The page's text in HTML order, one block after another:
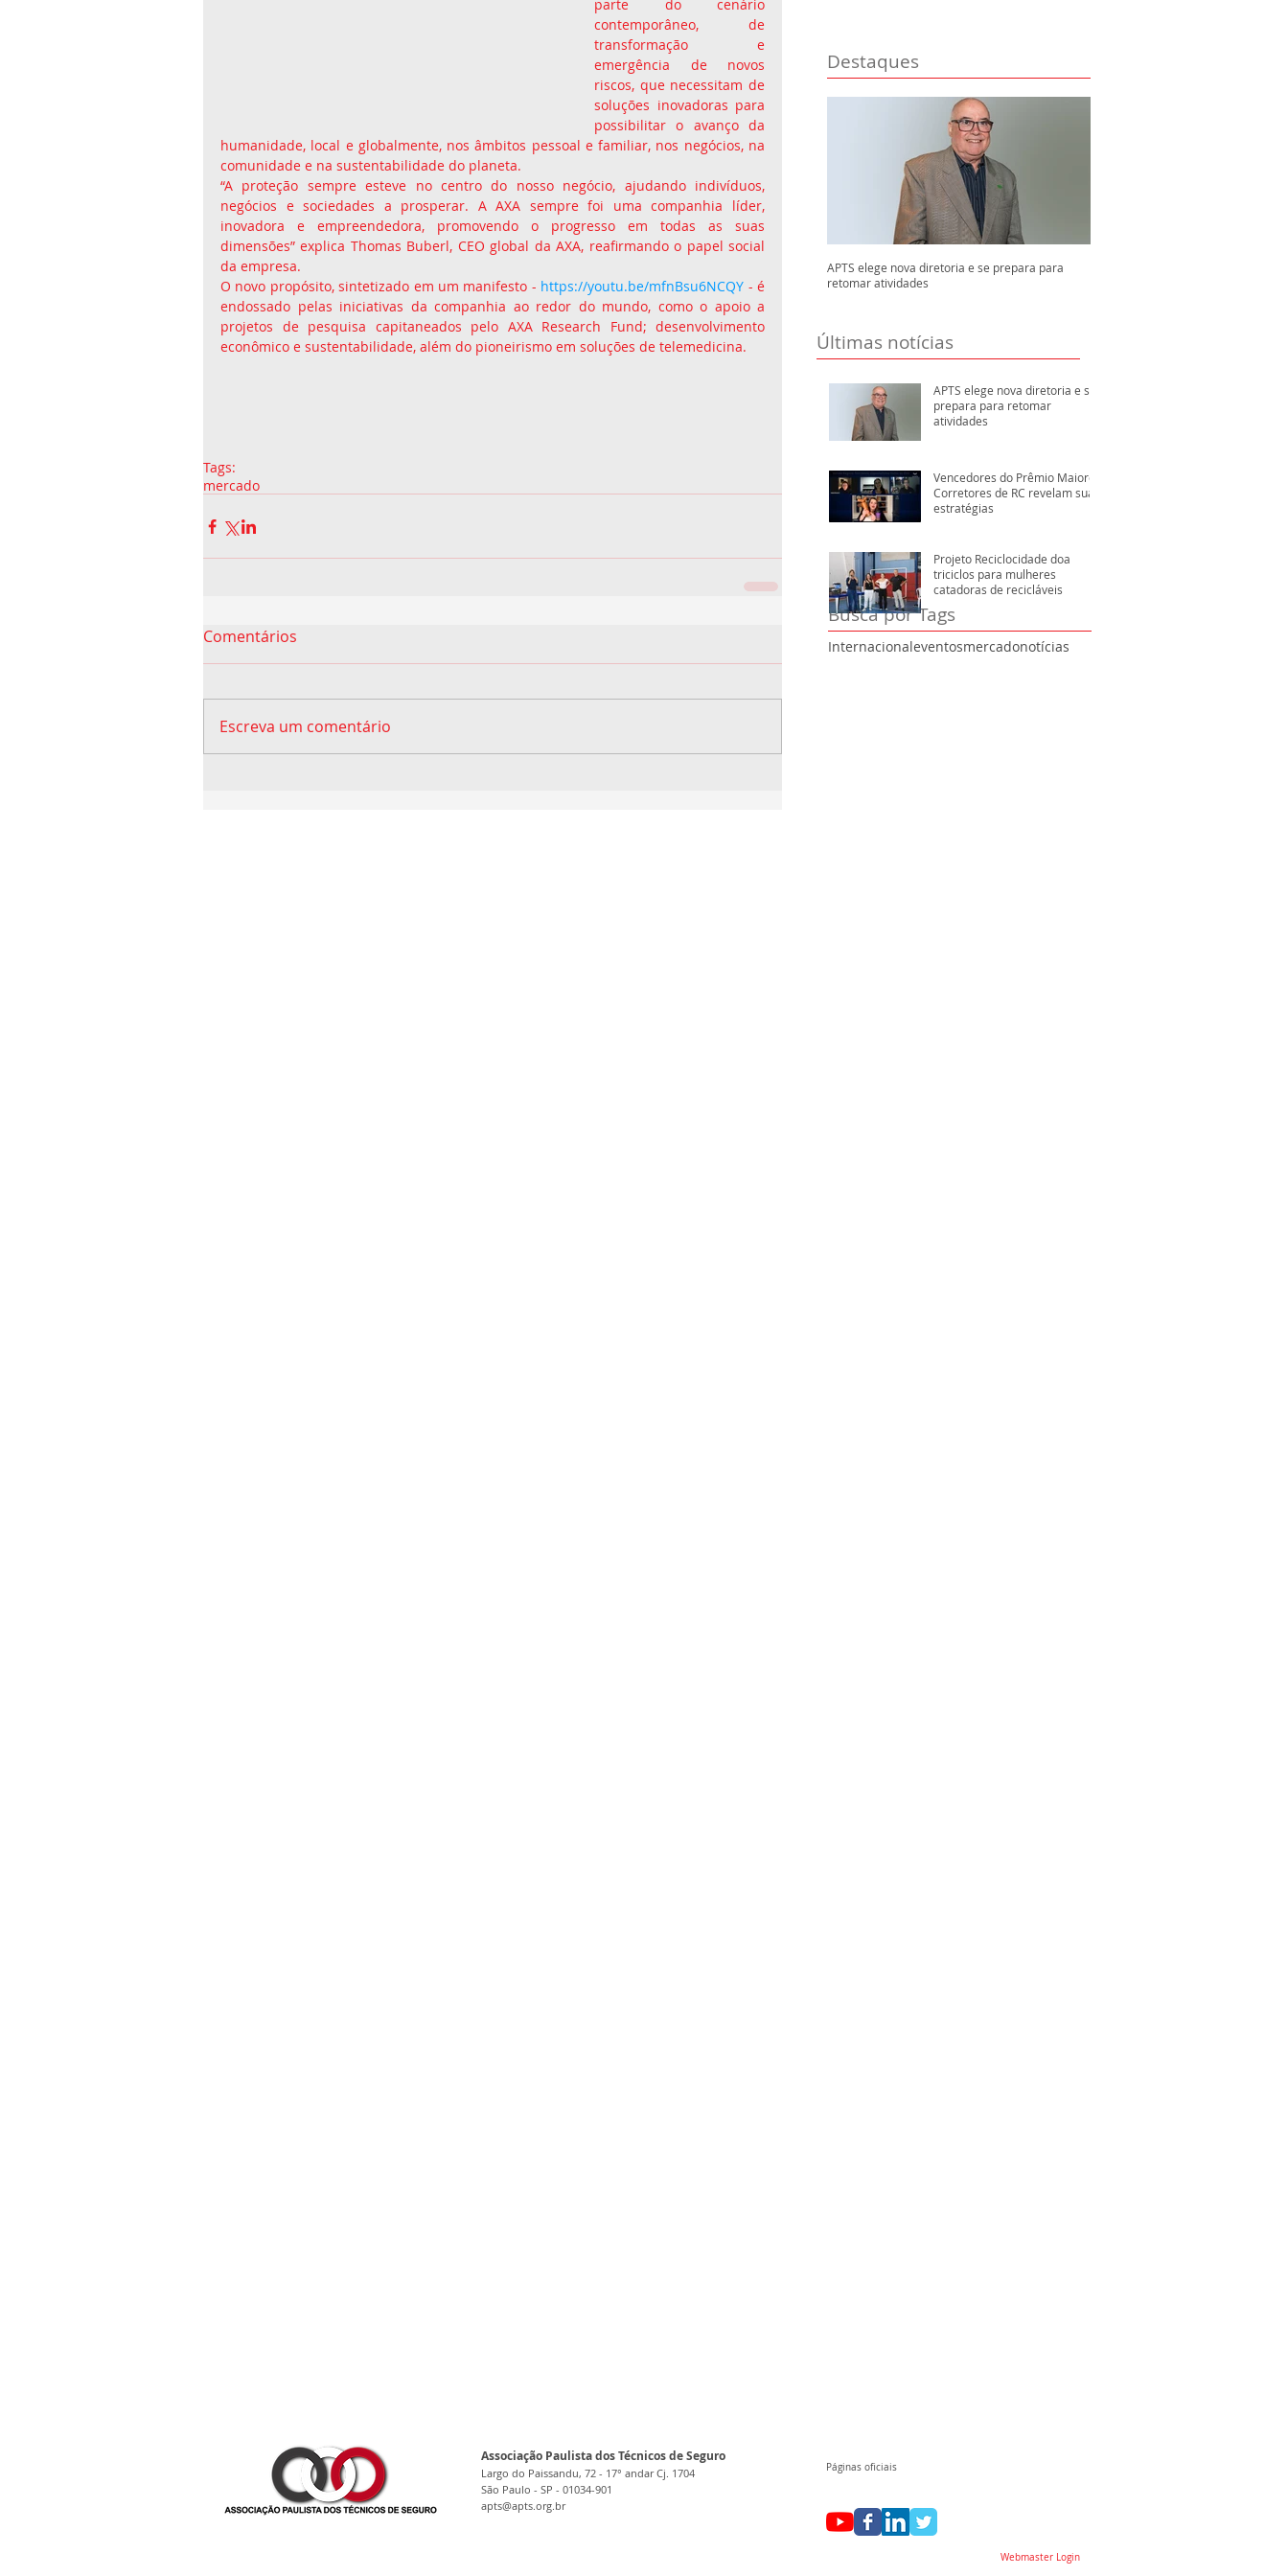
Destaques
APTS elege nova diretoria e se prepara para
retomar atividades
Busca por Tags
Internacionaleventosmercadonotícias
Últimas notícias
APTS elege nova diretoria e se
prepara para retomar
atividades
Vencedores do Prêmio Maiores
Corretores de RC revelam suas
estratégias
Projeto Reciclocidade doa
triciclos para mulheres
catadoras de recicláveis
parte do cenário
contemporâneo, de
transformação e
emergência de novos
riscos, que necessitam de
soluções inovadoras para
possibilitar o avanço da
humanidade, local e globalmente, nos âmbitos pessoal e familiar, nos negócios, na
comunidade e na sustentabilidade do planeta.
“A proteção sempre esteve no centro do nosso negócio, ajudando indivíduos,
negócios e sociedades a prosperar. A AXA sempre foi uma companhia líder,
inovadora e empreendedora, promovendo o progresso em todas as suas
dimensões” explica Thomas Buberl, CEO global da AXA, reafirmando o papel social
da empresa.
O novo propósito, sintetizado em um manifesto - https://youtu.be/mfnBsu6NCQY - é
endossado pelas iniciativas da companhia ao redor do mundo, como o apoio a
projetos de pesquisa capitaneados pelo AXA Research Fund; desenvolvimento
econômico e sustentabilidade, além do pioneirismo em soluções de telemedicina.
Tags:
mercado
Comentários
Escreva um comentário
Associação Paulista dos Técnicos de Seguro
Largo do Paissandu, 72 - 17° andar Cj. 1704
São Paulo - SP - 01034-901
apts@apts.org.br
Páginas oficiais
Webmaster Login